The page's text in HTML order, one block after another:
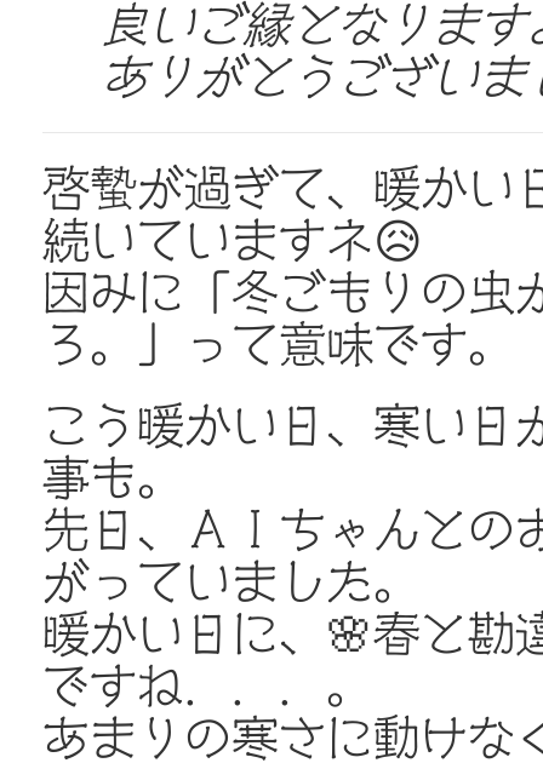
良いご縁となります
ありがとうござい
啓蟄が過ぎて、暖かい
続いていますネ😥
因みに「冬ごもりの虫
ろ。」って意味です。
こう暖かい日、寒い日
事も。
先日、ＡＩちゃんとの
がっていました。
暖かい日に、🌸春と勘
ですね．．．。
あまりの寒さに動けな